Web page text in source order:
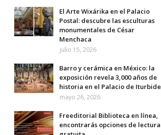
El Arte Wixárika en el Palacio
Postal: descubre las esculturas
monumentales de César
Menchaca
julio 15, 2026
Barro y cerámica en México: la
exposición revela 3,000 años de
historia en el Palacio de Iturbide
mayo 26, 2026
Freeditorial Biblioteca en línea,
encontrarás opciones de lectura